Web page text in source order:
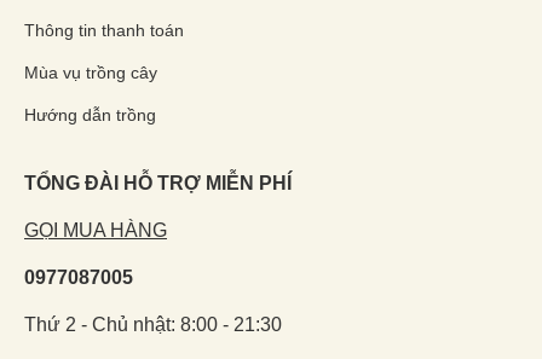
Thông tin thanh toán
Mùa vụ trồng cây
Hướng dẫn trồng
TỔNG ĐÀI HỖ TRỢ MIỄN PHÍ
GỌI MUA HÀNG
0977087005
Thứ 2 - Chủ nhật: 8:00 - 21:30